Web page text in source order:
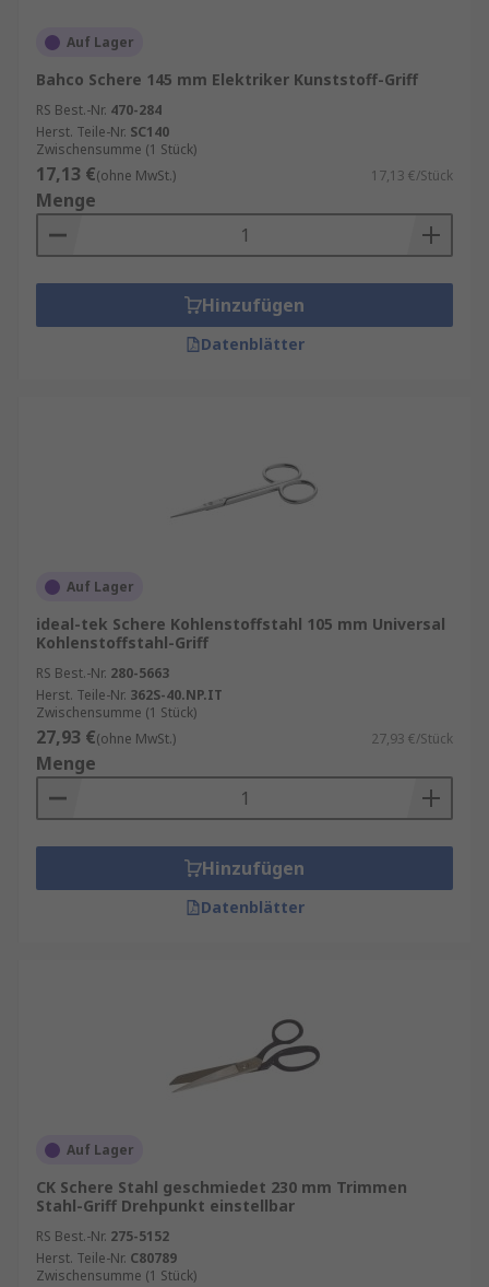
Auf Lager
Bahco Schere 145 mm Elektriker Kunststoff-Griff
RS Best.-Nr. 470-284
Herst. Teile-Nr. SC140
Zwischensumme (1 Stück)
17,13 €(ohne MwSt.) 17,13 €/Stück
Menge
Hinzufügen
Datenblätter
Auf Lager
ideal-tek Schere Kohlenstoffstahl 105 mm Universal
Kohlenstoffstahl-Griff
RS Best.-Nr. 280-5663
Herst. Teile-Nr. 362S-40.NP.IT
Zwischensumme (1 Stück)
27,93 €(ohne MwSt.) 27,93 €/Stück
Menge
Hinzufügen
Datenblätter
Auf Lager
CK Schere Stahl geschmiedet 230 mm Trimmen
Stahl-Griff Drehpunkt einstellbar
RS Best.-Nr. 275-5152
Herst. Teile-Nr. C80789
Zwischensumme (1 Stück)